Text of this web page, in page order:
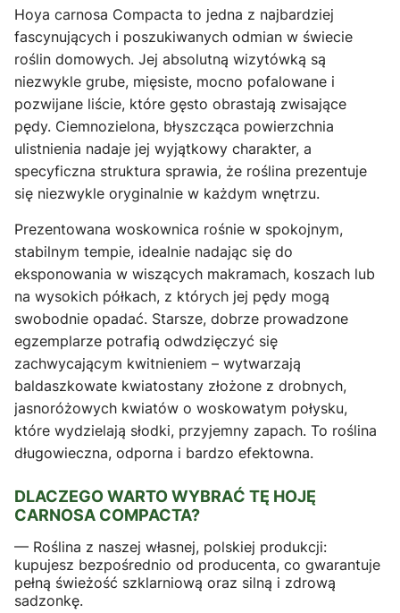
Hoya carnosa Compacta to jedna z najbardziej
fascynujących i poszukiwanych odmian w świecie
roślin domowych. Jej absolutną wizytówką są
niezwykle grube, mięsiste, mocno pofalowane i
pozwijane liście, które gęsto obrastają zwisające
pędy. Ciemnozielona, błyszcząca powierzchnia
ulistnienia nadaje jej wyjątkowy charakter, a
specyficzna struktura sprawia, że roślina prezentuje
się niezwykle oryginalnie w każdym wnętrzu.
Prezentowana woskownica rośnie w spokojnym,
stabilnym tempie, idealnie nadając się do
eksponowania w wiszących makramach, koszach lub
na wysokich półkach, z których jej pędy mogą
swobodnie opadać. Starsze, dobrze prowadzone
egzemplarze potrafią odwdzięczyć się
zachwycającym kwitnieniem – wytwarzają
baldaszkowate kwiatostany złożone z drobnych,
jasnoróżowych kwiatów o woskowatym połysku,
które wydzielają słodki, przyjemny zapach. To roślina
długowieczna, odporna i bardzo efektowna.
DLACZEGO WARTO WYBRAĆ TĘ HOJĘ
CARNOSA COMPACTA?
— Roślina z naszej własnej, polskiej produkcji:
kupujesz bezpośrednio od producenta, co gwarantuje
pełną świeżość szklarniową oraz silną i zdrową
sadzonkę.